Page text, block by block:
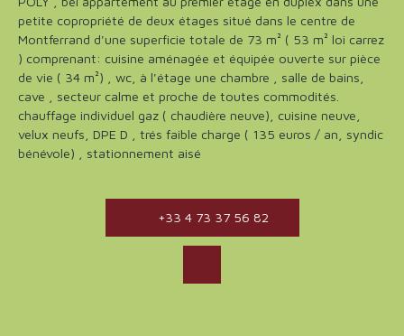
petite copropriété de deux étages situé dans le centre de
Montferrand d'une superficie totale de 73 m² ( 53 m² loi carrez
) comprenant: cuisine aménagée et équipée ouverte sur pièce
de vie ( 34 m²) , wc, à l'étage une chambre , salle de bains,
cave , secteur calme et proche de toutes commodités.
chauffage individuel gaz ( chaudière neuve), cuisine neuve,
velux neufs, DPE D , trés faible charge ( 135 euros / an, syndic
bénévole) , stationnement aisé
+33 4 73 37 56 82